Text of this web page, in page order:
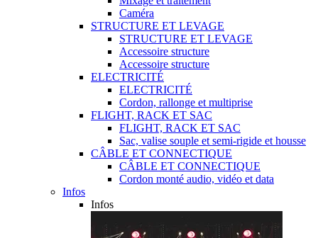
Caméra
STRUCTURE ET LEVAGE
STRUCTURE ET LEVAGE
Accessoire structure
Accessoire structure
ELECTRICITÉ
ELECTRICITÉ
Cordon, rallonge et multiprise
FLIGHT, RACK ET SAC
FLIGHT, RACK ET SAC
Sac, valise souple et semi-rigide et housse
CÂBLE ET CONNECTIQUE
CÂBLE ET CONNECTIQUE
Cordon monté audio, vidéo et data
Infos
Infos